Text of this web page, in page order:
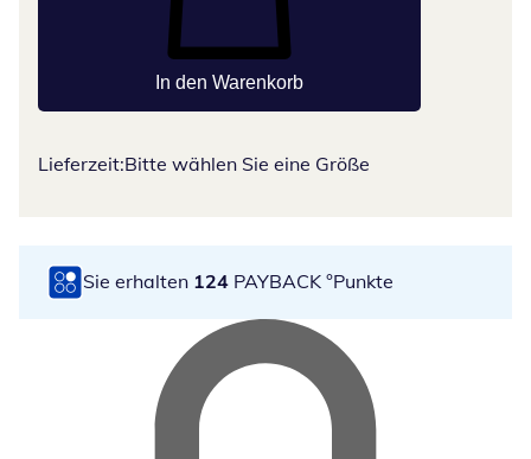
In den Warenkorb
Lieferzeit:Bitte wählen Sie eine Größe
Sie erhalten 124 PAYBACK °Punkte